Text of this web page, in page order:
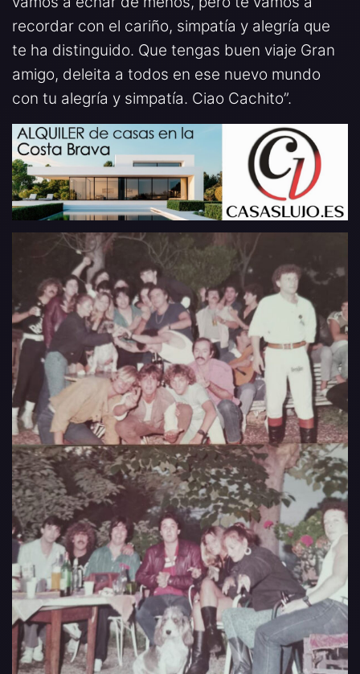
recordar con el cariño, simpatía y alegría que
te ha distinguido. Que tengas buen viaje Gran
amigo, deleita a todos en ese nuevo mundo
con tu alegría y simpatía. Ciao Cachito”.